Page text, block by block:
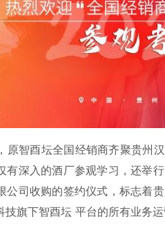
智酉坛全国经销商齐聚贵州
有深入的酒厂参观学习，还举
公司收购的签约仪式，标志着
旗下智酉坛 平台的所有业务运